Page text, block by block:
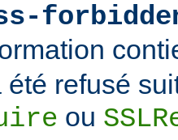
été refusé
ou